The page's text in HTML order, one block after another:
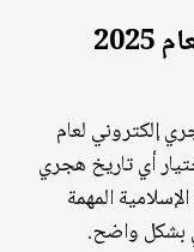
التقويم الإسلامي & الهجري لعام 2025
إلكتروني لعام
أي تاريخ هجري
المهمة
بشكل واضح.